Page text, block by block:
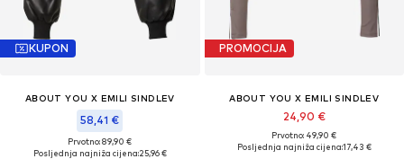
KUPON
ABOUT YOU X EMILI SINDLEV
58,41 €
Prvotno: 89,90 €
Posljednja najniža cijena:25,96 €
PROMOCIJA
ABOUT YOU X EMILI SINDLEV
24,90 €
Prvotno: 49,90 €
Posljednja najniža cijena:17,43 €